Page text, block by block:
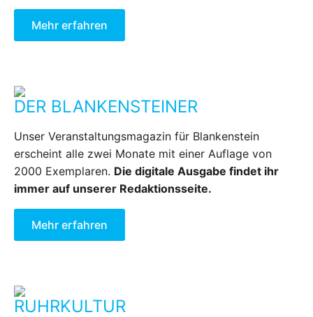
Mehr erfahren
DER BLANKENSTEINER
Unser Veranstaltungsmagazin für Blankenstein
erscheint alle zwei Monate mit einer Auflage von
2000 Exemplaren. Die digitale Ausgabe findet ihr
immer auf unserer Redaktionsseite.
Mehr erfahren
RUHRKULTUR